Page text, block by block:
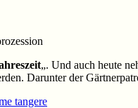
„. Und auch heute
Darunter der